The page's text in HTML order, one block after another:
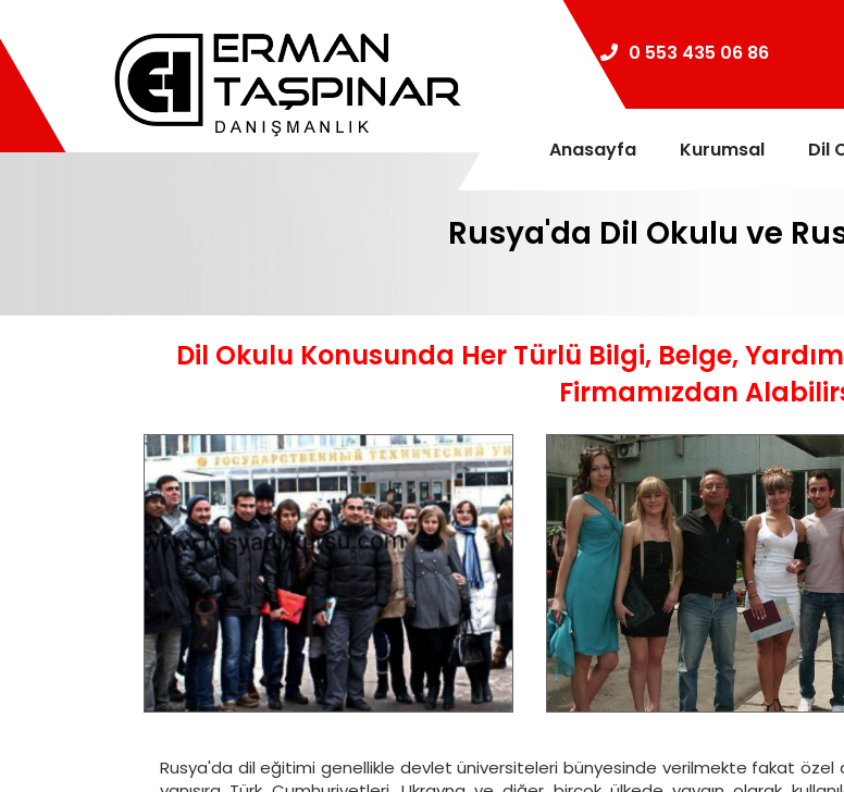
0 553 435 06 86
Anasayfa Kurumsal Dil
Rusya'da Dil Okulu ve
Dil Okulu Konusunda Her Türlü Bilgi, Belge,
Firmamızdan
Rusya'da dil eğitimi genellikle devlet üniversiteleri bünyesinde verilmekte fakat özel